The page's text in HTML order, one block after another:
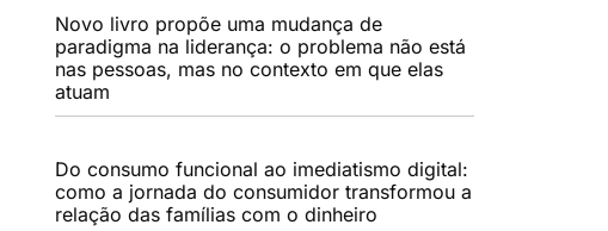
Novo livro propõe uma mudança de
paradigma na liderança: o problema não está
nas pessoas, mas no contexto em que elas
atuam
Do consumo funcional ao imediatismo digital:
como a jornada do consumidor transformou a
relação das famílias com o dinheiro